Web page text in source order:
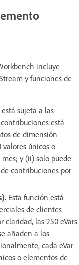
incluye
y funciones de
sujeta a las
está
de dimensión
valores únicos o
y (ii) solo puede
contribuciones por
Esta función está
de clientes
claridad, las 250 eVars
añaden a los
cada eVar
o elementos de